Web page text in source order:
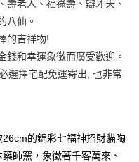
豐商業銀行
展（台灣）商業銀行
國信託商業銀行
壽老人、福祿壽、辯才天、
八仙。
的吉祥物!
錢和幸運象徵而廣受歡迎。
選擇宅配免運寄出, 也非常
的錦彩七福神招財貓陶
師窯，象徵著千客萬來、